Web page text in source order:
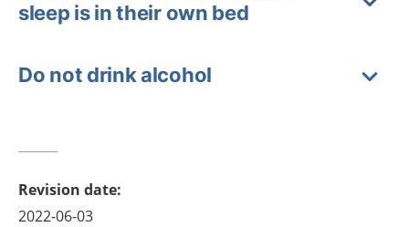
sleep is in their own bed
Do not drink alcohol
Revision date:
2022-06-03